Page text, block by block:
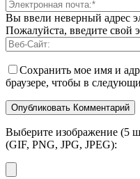
Вы ввели неверный адрес
Пожалуйста, введите свой
Сохранить мое имя и
браузере, чтобы в
Выберите изображение (5
(GIF, PNG, JPG, JPEG):